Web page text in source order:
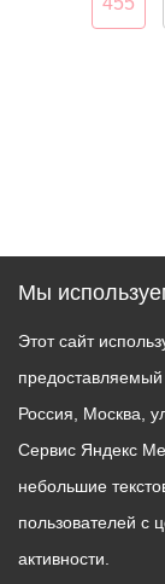
Мы
Этот сайт
Россия, Москва,
Сервис Яндекс
небольшие
пользователей с
активности.